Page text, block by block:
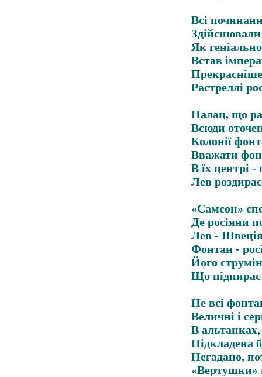
Всі
Як
Встав
Растреллі
Палац, що
Всюди
Колонії
Вважати
В їх центрі
Лев
«Самсон»
Де росіяни
Лев -
Фонтан -
Його
Що
Не всі
Величні і
В
Підкладена
Негадано,
«Вертушки»